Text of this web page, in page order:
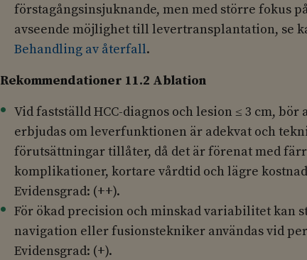
förstagångsinsjuknande, men med större fokus
avseende möjlighet till levertransplantation, se
Behandling av återfall.
Rekommendationer 11.2 Ablation
Vid fastställd HCC-diagnos och lesion ≤ 3 cm, bör
erbjudas om leverfunktionen är adekvat och
förutsättningar tillåter, då det är förenat med
komplikationer, kortare vårdtid och lägre
Evidensgrad: (++).
För ökad precision och minskad variabilitet kan
navigation eller fusionstekniker användas vid
Evidensgrad: (+).